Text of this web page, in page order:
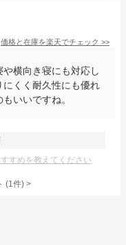
価格と在庫を楽天でチェック >>
横向き寝にも対応し
にくく耐久性にも優れ
いいですね。
すめを教えてください
(1件) >